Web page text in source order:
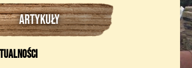
ARTYKUŁY